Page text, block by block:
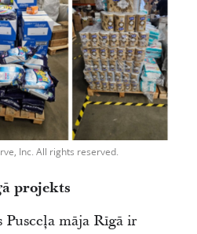
Inc. All rights reserved.
projekts
Pusceļa māja Rīgā ir